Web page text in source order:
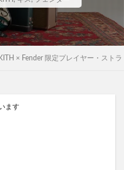
KITH × Fender 限定プレイヤー・スト
ます